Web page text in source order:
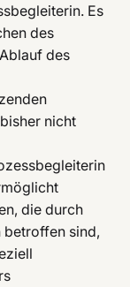
Es
des
des
nicht
die durch
betroffen sind,